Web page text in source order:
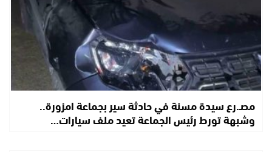
مصـ.رع سيدة مسنة في حادثة سير بجماعة امزورة..
وشبهة تورط رئيس الجماعة تعيد ملف سيارات…